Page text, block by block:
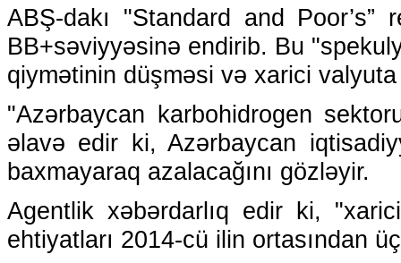
ABŞ-dakı "Standard and Poor’s”
BB+səviyyəsinə endirib. Bu
qiymətinin düşməsi və xarici valyuta
"Azərbaycan karbohidrogen
əlavə edir ki, Azərbaycan
baxmayaraq azalacağını gözləyir.
Agentlik xəbərdarlıq edir ki,
ehtiyatları 2014-cü ilin ortasından